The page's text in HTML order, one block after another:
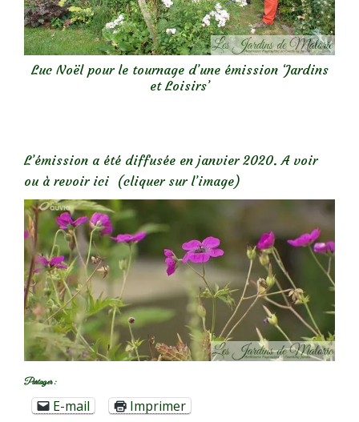
Luc Noël pour le tournage d’une émission ‘Jardins
et Loisirs’
L’émission a été diffusée en janvier 2020. A voir
ou à revoir ici (cliquer sur l’image)
Partager :
E-mail Imprimer